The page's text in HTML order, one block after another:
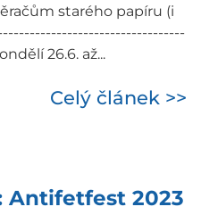
starého papíru (i
26.6. až...
Celý článek >>
Antifetfest 2023